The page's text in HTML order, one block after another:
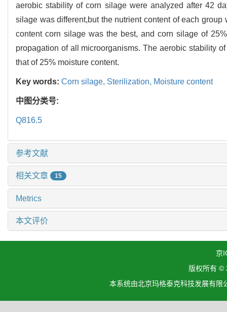
aerobic stability of corn silage were analyzed after 42
silage was different,but the nutrient content of each
content corn silage was the best, and corn silage of
propagation of all microorganisms. The aerobic stability
that of 25% moisture content.
Key words: Corn silage, Sterilization, Moisture content
中图分类号:
Q816.5
参考文献
相关文章 15
Metrics
本文评价
京
版权所有 ©
本系统由北京玛格泰克科技发展有